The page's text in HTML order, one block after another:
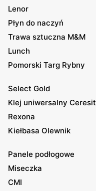
Lenor
Płyn do naczyń
Trawa sztuczna M&M
Lunch
Pomorski Targ Rybny
Select Gold
Klej uniwersalny Ceresit
Rexona
Kiełbasa Olewnik
Panele podłogowe
Miseczka
CMI